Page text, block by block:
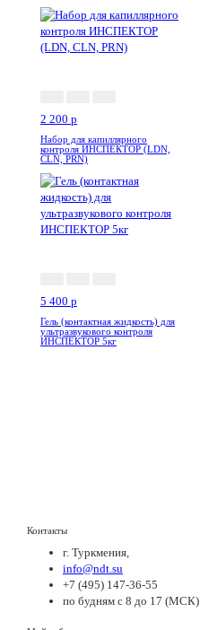
2 200 p
Набор для капиллярного
контроля ИНСПЕКТОР (LDN,
CLN, PRN)
5 400 p
Гель (контактная жидкость) для
ультразвукового контроля
ИНСПЕКТОР 5кг
Контакты
г. Туркмения,
info@ndt.su
+7 (495) 147-36-55
по будням с 8 до 17 (МСК)